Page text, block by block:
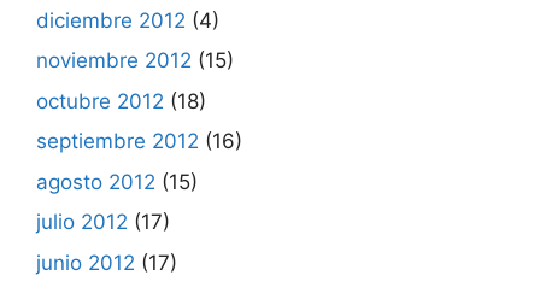
diciembre 2012 (4)
noviembre 2012 (15)
octubre 2012 (18)
septiembre 2012 (16)
agosto 2012 (15)
julio 2012 (17)
junio 2012 (17)